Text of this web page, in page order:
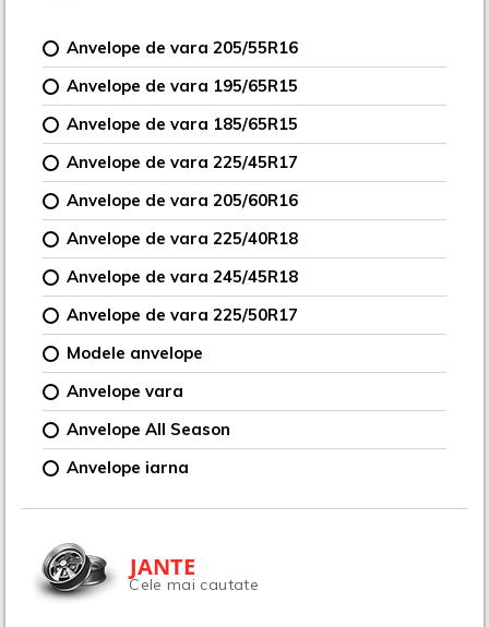
Anvelope de vara 205/55R16
Anvelope de vara 195/65R15
Anvelope de vara 185/65R15
Anvelope de vara 225/45R17
Anvelope de vara 205/60R16
Anvelope de vara 225/40R18
Anvelope de vara 245/45R18
Anvelope de vara 225/50R17
Modele anvelope
Anvelope vara
Anvelope All Season
Anvelope iarna
JANTE
Cele mai cautate